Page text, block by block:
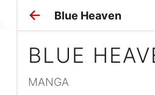
Blue Heaven
BLUE
MANGA